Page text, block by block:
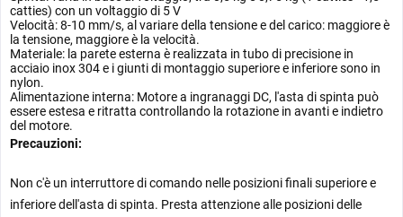
catties) con un voltaggio di 5 V
Velocità: 8-10 mm/s, al variare della tensione e del carico: maggiore è
la tensione, maggiore è la velocità.
Materiale: la parete esterna è realizzata in tubo di precisione in
acciaio inox 304 e i giunti di montaggio superiore e inferiore sono in
nylon.
Alimentazione interna: Motore a ingranaggi DC, l'asta di spinta può
essere estesa e ritratta controllando la rotazione in avanti e indietro
del motore.
Precauzioni:
Non c'è un interruttore di comando nelle posizioni finali superiore e
inferiore dell'asta di spinta. Presta attenzione alle posizioni delle